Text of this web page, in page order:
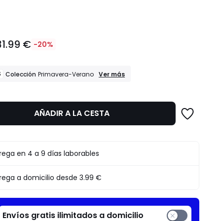
€ -20%
Colección Primavera-Verano REBAJAS
Ver más
AÑADIR A LA CESTA
en 4 a 9 días laborables
a domicilio desde3.99 €
Envíos gratis ilimitados a domicilio